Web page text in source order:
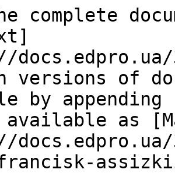
complete
versions of
by
as
francisk-